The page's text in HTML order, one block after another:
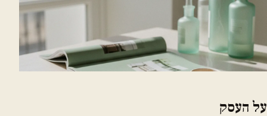
על העסק